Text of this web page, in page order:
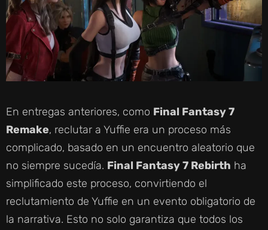
En entregas anteriores, como Final Fantasy 7
Remake, reclutar a Yuffie era un proceso más
complicado, basado en un encuentro aleatorio que
no siempre sucedía. Final Fantasy 7 Rebirth ha
simplificado este proceso, convirtiendo el
reclutamiento de Yuffie en un evento obligatorio de
la narrativa. Esto no solo garantiza que todos los